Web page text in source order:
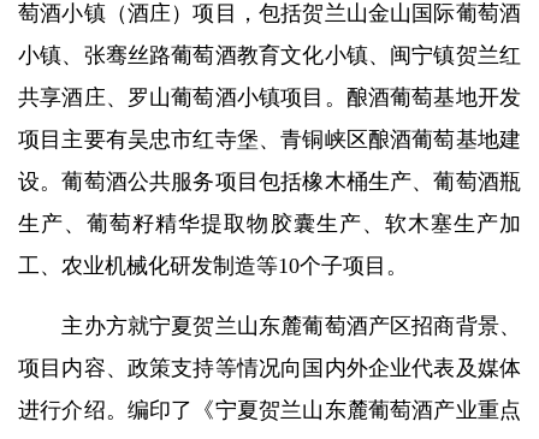
萄酒小镇（酒庄）项目，包括贺兰山金山国际葡萄酒
小镇、张骞丝路葡萄酒教育文化小镇、闽宁镇贺兰红
共享酒庄、罗山葡萄酒小镇项目。酿酒葡萄基地开发
项目主要有吴忠市红寺堡、青铜峡区酿酒葡萄基地建
设。葡萄酒公共服务项目包括橡木桶生产、葡萄酒瓶
生产、葡萄籽精华提取物胶囊生产、软木塞生产加
工、农业机械化研发制造等10个子项目。
主办方就宁夏贺兰山东麓葡萄酒产区招商背景、
项目内容、政策支持等情况向国内外企业代表及媒体
进行介绍。 编印了 《宁夏贺兰山东麓葡萄酒产业重点